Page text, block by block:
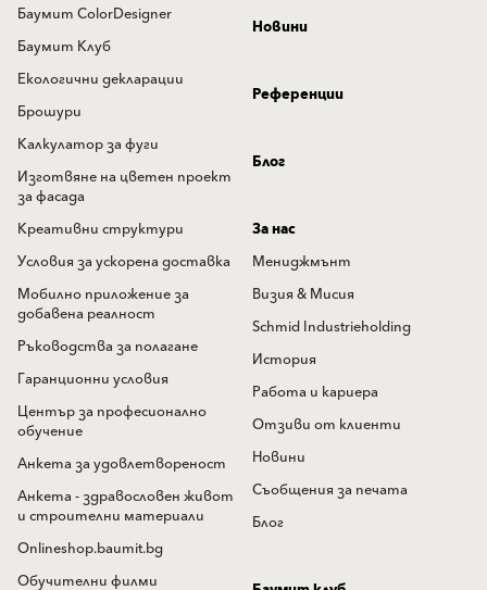
Баумит ColorDesigner
Баумит Клуб
Екологични декларации
Брошури
Калкулатор за фуги
Изготвяне на цветен проект
за фасада
Креативни структури
Условия за ускорена доставка
Мобилно приложение за
добавена реалност
Ръководства за полагане
Гаранционни условия
Център за професионално
обучение
Анкета за удовлетвореност
Анкета - здравословен живот
и строителни материали
Onlineshop.baumit.bg
Обучителни филми
Новини
Референции
Блог
За нас
Мениджмънт
Визия & Мисия
Schmid Industrieholding
История
Работа и кариера
Отзиви от клиенти
Новини
Съобщения за печата
Блог